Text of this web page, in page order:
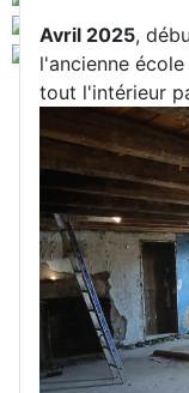
Avril 2025,
l'ancienne
tout l'intérieur